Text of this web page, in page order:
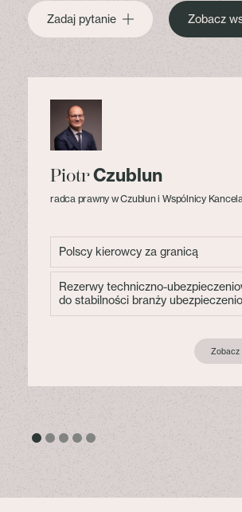
Zadaj pytanie Zobacz
PiotrCzublun
radca prawny w Czublun i Wspólnicy
Polscy kierowcy za granicą
Rezerwy techniczno-
do stabilności branży
Zobacz